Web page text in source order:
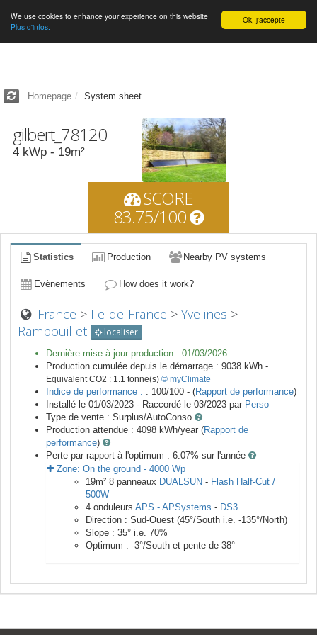
English Ok, j'accepte
We use cookies to enhance your experience on this website
Plus d'infos.
Homepage System sheet
gilbert_78120
4 kWp - 19m²
SCORE
83.75/100
Statistics Production Nearby PV systems
Evènements How does it work?
France > Ile-de-France >Yvelines >
Rambouillet
localiser
Dernière mise à jour production : 01/03/2026
Production cumulée depuis le démarrage : 9038 kWh -
Equivalent CO2 : 1.1 tonne(s) © myClimate
Indice de performance : : 100/100 - (Rapport de performance)
Installé le 01/03/2023 - Raccordé le 03/2023 par Perso
Type de vente : Surplus/AutoConso
Production attendue : 4098 kWh/year (Rapport de
performance)
Perte par rapport à l'optimum : 6.07% sur l'année
Zone: On the ground - 4000 Wp
19m² 8 panneaux DUALSUN - Flash Half-Cut /
500W
4 onduleurs APS - APSystems - DS3
Direction : Sud-Ouest (45°/South i.e. -135°/North)
Slope : 35° i.e. 70%
Optimum : -3°/South et pente de 38°